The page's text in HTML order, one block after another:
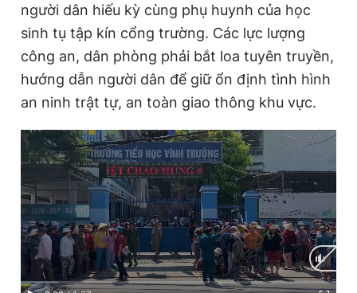
người dân hiếu kỳ cùng phụ huynh của học
sinh tụ tập kín cổng trường. Các lực lượng
công an, dân phòng phải bắt loa tuyên truyền,
hướng dẫn người dân để giữ ổn định tình hình
an ninh trật tự, an toàn giao thông khu vực.